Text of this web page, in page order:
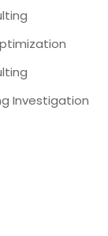
Investigation